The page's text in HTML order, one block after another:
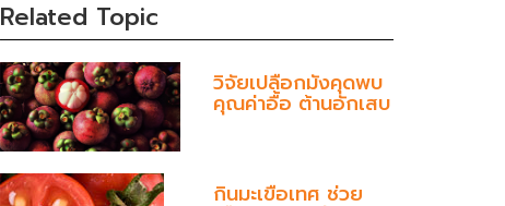
Related Topic
วิจัยเปลือกมังคุดพบ
คุณค่าอื้อ ต้านอักเสบ
กินมะเขือเทศ ช่วย